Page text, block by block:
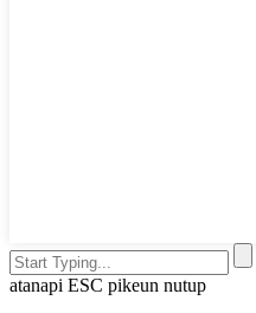
atanapi ESC pikeun nutup